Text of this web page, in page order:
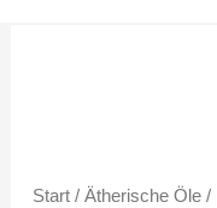
Start/ Ätherische Öle/